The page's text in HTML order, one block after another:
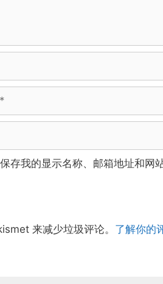
存我的显示名称、邮箱地址和网
来减少垃圾评论。 了解你的